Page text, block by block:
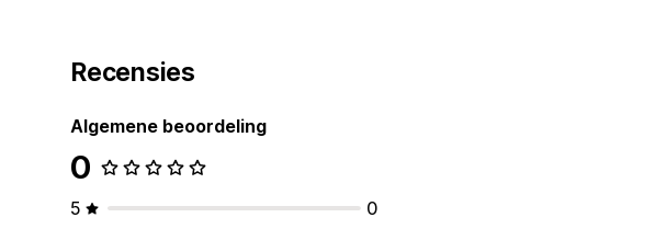
Recensies
Algemene beoordeling
0
5
0